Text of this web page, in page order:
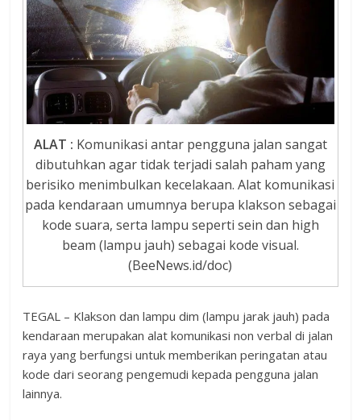
ALAT : Komunikasi antar pengguna jalan sangat
dibutuhkan agar tidak terjadi salah paham yang
berisiko menimbulkan kecelakaan. Alat komunikasi
pada kendaraan umumnya berupa klakson sebagai
kode suara, serta lampu seperti sein dan high
beam (lampu jauh) sebagai kode visual.
(BeeNews.id/doc)
TEGAL – Klakson dan lampu dim (lampu jarak jauh) pada
kendaraan merupakan alat komunikasi non verbal di jalan
raya yang berfungsi untuk memberikan peringatan atau
kode dari seorang pengemudi kepada pengguna jalan
lainnya.